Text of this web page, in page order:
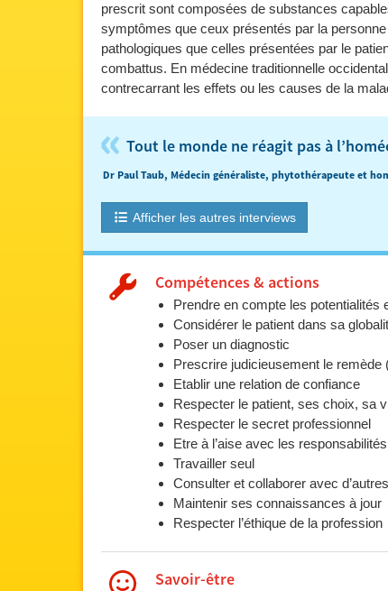
prescrit sont composées de substances
symptômes que ceux présentés par la
pathologiques que celles présentées par le
combattus. En médecine traditionnelle
contrecarrant les effets ou les causes de la
« Tout le monde ne réagit pas à
Dr Paul Taub, Médecin généraliste, phytothérapeute et
Afficher les autres interviews
Compétences & actions
Prendre en compte les potentialités
Considérer le patient dans sa
Poser un diagnostic
Prescrire judicieusement le remède
Etablir une relation de confiance
Respecter le patient, ses choix, sa
Respecter le secret professionnel
Etre à l’aise avec les responsabilités
Travailler seul
Consulter et collaborer avec
Maintenir ses connaissances à jour
Respecter l’éthique de la profession
Savoir-être